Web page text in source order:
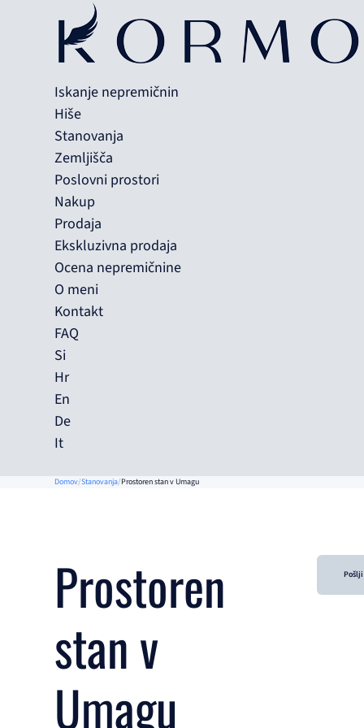
Iskanje nepremičnin
Hiše
Stanovanja
Zemljišča
Poslovni prostori
Nakup
Prodaja
Ekskluzivna prodaja
Ocena nepremičnine
O meni
Kontakt
FAQ
Si
Hr
En
De
It
Domov Stanovanja Prostoren stan v Umagu
Prostoren
stan v
Umagu